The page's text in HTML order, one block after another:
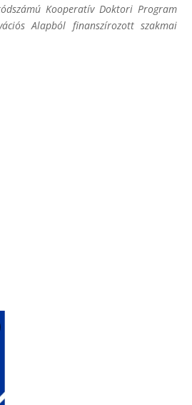
Kooperatív Doktori Program
Alapból finanszírozott szakmai